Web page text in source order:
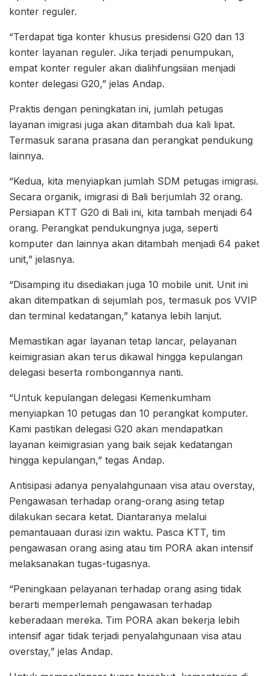
konter reguler.
“Terdapat tiga konter khusus presidensi G20 dan 13
konter layanan reguler. Jika terjadi penumpukan,
empat konter reguler akan dialihfungsiian menjadi
konter delegasi G20,” jelas Andap.
Praktis dengan peningkatan ini, jumlah petugas
layanan imigrasi juga akan ditambah dua kali lipat.
Termasuk sarana prasana dan perangkat pendukung
lainnya.
“Kedua, kita menyiapkan jumlah SDM petugas imigrasi.
Secara organik, imigrasi di Bali berjumlah 32 orang.
Persiapan KTT G20 di Bali ini, kita tambah menjadi 64
orang. Perangkat pendukungnya juga, seperti
komputer dan lainnya akan ditambah menjadi 64 paket
unit,” jelasnya.
“Disamping itu disediakan juga 10 mobile unit. Unit ini
akan ditempatkan di sejumlah pos, termasuk pos VVIP
dan terminal kedatangan,” katanya lebih lanjut.
Memastikan agar layanan tetap lancar, pelayanan
keimigrasian akan terus dikawal hingga kepulangan
delegasi beserta rombongannya nanti.
“Untuk kepulangan delegasi Kemenkumham
menyiapkan 10 petugas dan 10 perangkat komputer.
Kami pastikan delegasi G20 akan mendapatkan
layanan keimigrasian yang baik sejak kedatangan
hingga kepulangan,” tegas Andap.
Antisipasi adanya penyalahgunaan visa atau overstay,
Pengawasan terhadap orang-orang asing tetap
dilakukan secara ketat. Diantaranya melalui
pemantauaan durasi izin waktu. Pasca KTT, tim
pengawasan orang asing atau tim PORA akan intensif
melaksanakan tugas-tugasnya.
“Peningkaan pelayanan terhadap orang asing tidak
berarti memperlemah pengawasan terhadap
keberadaan mereka. Tim PORA akan bekerja lebih
intensif agar tidak terjadi penyalahgunaan visa atau
overstay,” jelas Andap.